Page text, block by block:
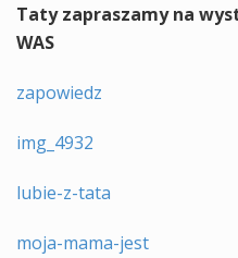
Taty zapraszamy na
WAS
zapowiedz
img_4932
lubie-z-tata
moja-mama-jest